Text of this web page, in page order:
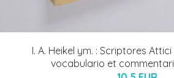
I. A. Heikel ym. : Scriptores
vocabulario et